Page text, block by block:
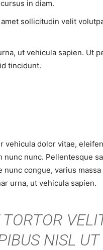
in diam.
sollicitudin velit
ut vehicula sapien. Ut
tincidunt.
vehicula dolor vitae,
nunc nunc. Pellentesque
nunc congue, varius
urna, ut vehicula sapien.
NISL